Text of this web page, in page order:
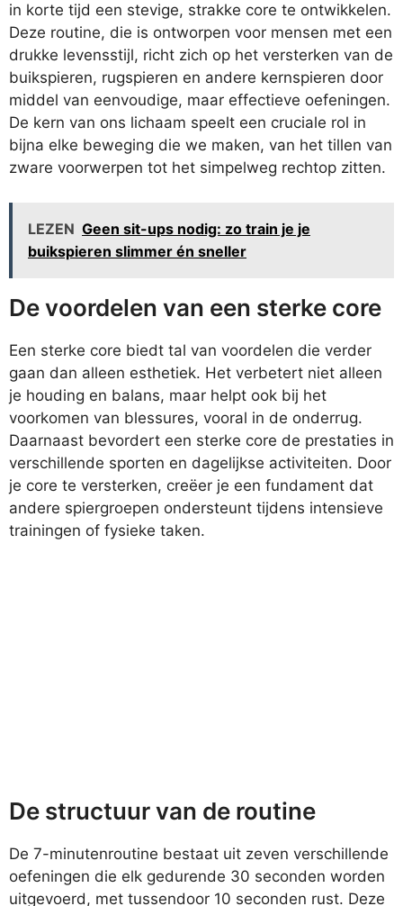
in korte tijd een stevige, strakke core te ontwikkelen.
Deze routine, die is ontworpen voor mensen met een
drukke levensstijl, richt zich op het versterken van de
buikspieren, rugspieren en andere kernspieren door
middel van eenvoudige, maar effectieve oefeningen.
De kern van ons lichaam speelt een cruciale rol in
bijna elke beweging die we maken, van het tillen van
zware voorwerpen tot het simpelweg rechtop zitten.
LEZEN Geen sit-ups nodig: zo train je je
buikspieren slimmer én sneller
De voordelen van een sterke core
Een sterke core biedt tal van voordelen die verder
gaan dan alleen esthetiek. Het verbetert niet alleen
je houding en balans, maar helpt ook bij het
voorkomen van blessures, vooral in de onderrug.
Daarnaast bevordert een sterke core de prestaties in
verschillende sporten en dagelijkse activiteiten. Door
je core te versterken, creëer je een fundament dat
andere spiergroepen ondersteunt tijdens intensieve
trainingen of fysieke taken.
De structuur van de routine
De 7-minutenroutine bestaat uit zeven verschillende
oefeningen die elk gedurende 30 seconden worden
uitgevoerd, met tussendoor 10 seconden rust. Deze